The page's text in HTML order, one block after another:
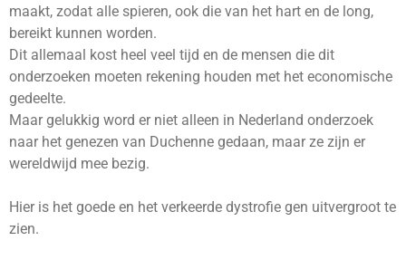
maakt, zodat alle spieren, ook die van het hart en de long,
bereikt kunnen worden.
Dit allemaal kost heel veel tijd en de mensen die dit
onderzoeken moeten rekening houden met het economische
gedeelte.
Maar gelukkig word er niet alleen in Nederland onderzoek
naar het genezen van Duchenne gedaan, maar ze zijn er
wereldwijd mee bezig.
Hier is het goede en het verkeerde dystrofie gen uitvergroot te
zien.